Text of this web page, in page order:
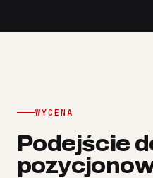
WYCENA
Podejście